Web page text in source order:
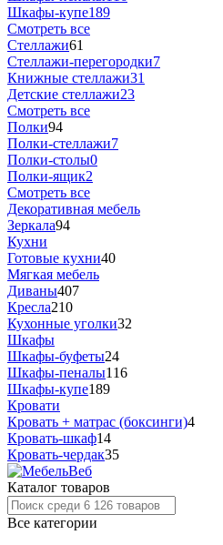
Шкафы-купе189
Смотреть все
Стеллажи61
Стеллажи-перегородки7
Книжные стеллажи31
Детские стеллажи23
Смотреть все
Полки94
Полки-стеллажи7
Полки-столы0
Полки-ящик2
Смотреть все
Декоративная мебель
Зеркала94
Кухни
Готовые кухни40
Мягкая мебель
Диваны407
Кресла210
Кухонные уголки32
Шкафы
Шкафы-буфеты24
Шкафы-пеналы116
Шкафы-купе189
Кровати
Кровать + матрас (боксинги)4
Кровать-шкаф14
Кровать-чердак35
Каталог товаров
Все категории